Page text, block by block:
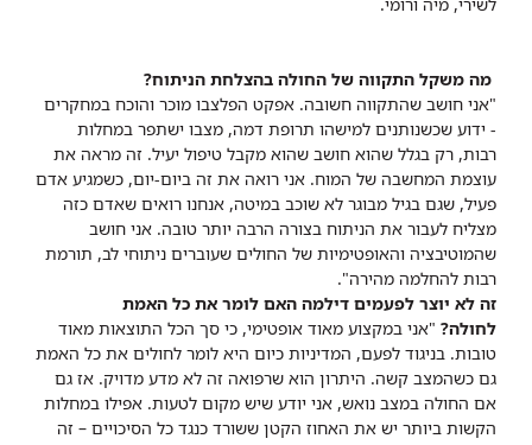
מה משקל התקווה של החולה בהצלחת הניתוח?
"אני חושב שהתקווה חשובה. אפקט הפלצבו מוכר והוכח במחקרים
- ידוע שכשנותנים למישהו תרופת דמה, מצבו ישתפר במחלות
רבות, רק בגלל שהוא חושב שהוא מקבל טיפול יעיל. זה מראה את
עוצמת המחשבה של המוח. אני רואה את זה ביום-יום, כשמגיע אדם
פעיל, שגם בגיל מבוגר לא שוכב במיטה, אנחנו רואים שאדם כזה
מצליח לעבור את הניתוח בצורה הרבה יותר טובה. אני חושב
שהמוטיבציה והאופטימיות של החולים שעוברים ניתוחי לב, תורמת
רבות להחלמה מהירה".
זה לא יוצר לפעמים דילמה האם לומר את כל האמת
לחולה? "אני במקצוע מאוד אופטימי, כי סך הכל התוצאות מאוד
טובות. בניגוד לפעם, המדיניות כיום היא לומר לחולים את כל האמת
גם כשהמצב קשה. היתרון הוא שרפואה זה לא מדע מדויק. אז גם
אם החולה במצב נואש, אני יודע שיש מקום לטעות. אפילו במחלות
הקשות ביותר יש את האחוז הקטן ששורד כנגד כל הסיכויים – זה